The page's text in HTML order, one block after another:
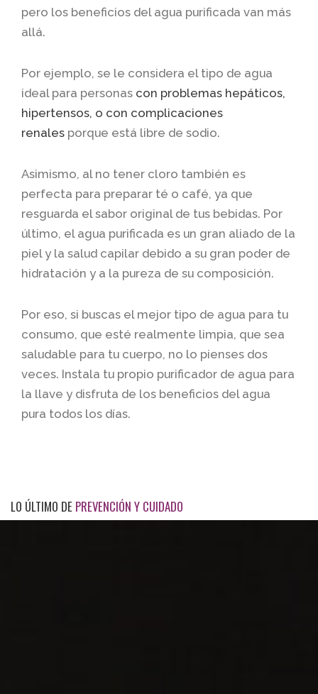
pero los beneficios del agua purificada van más
allá.
Por ejemplo, se le considera el tipo de agua
ideal para personas con problemas hepáticos,
hipertensos, o con complicaciones
renales porque está libre de sodio.
Asimismo, al no tener cloro también es
perfecta para preparar té o café, ya que
resguarda el sabor original de tus bebidas. Por
último, el agua purificada es un gran aliado de la
piel y la salud capilar debido a su gran poder de
hidratación y a la pureza de su composición.
Por eso, si buscas el mejor tipo de agua para tu
consumo, que esté realmente limpia, que sea
saludable para tu cuerpo, no lo pienses dos
veces. Instala tu propio purificador de agua para
la llave y disfruta de los beneficios del agua
pura todos los días.
LO ÚLTIMO DE PREVENCIÓN Y CUIDADO